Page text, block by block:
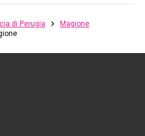
di Perugia
Magione